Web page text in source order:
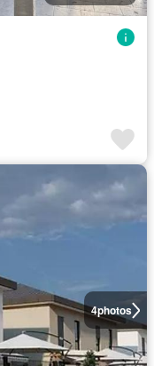
4photos